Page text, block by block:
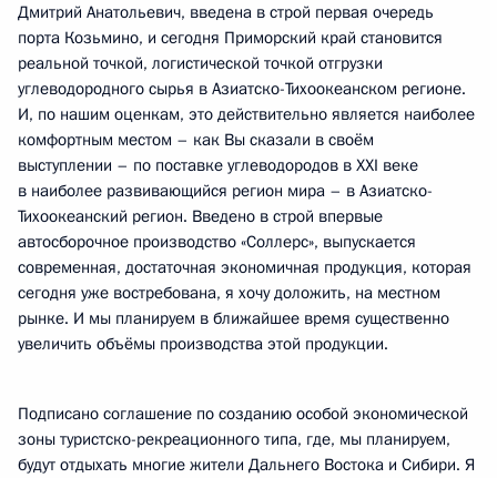
Дмитрий Анатольевич, введена в строй первая очередь
порта Козьмино, и сегодня Приморский край становится
реальной точкой, логистической точкой отгрузки
углеводородного сырья в Азиатско-Тихоокеанском регионе.
И, по нашим оценкам, это действительно является наиболее
комфортным местом – как Вы сказали в своём
выступлении – по поставке углеводородов в XXI веке
в наиболее развивающийся регион мира – в Азиатско-
Тихоокеанский регион. Введено в строй впервые
автосборочное производство «Соллерс», выпускается
современная, достаточная экономичная продукция, которая
сегодня уже востребована, я хочу доложить, на местном
рынке. И мы планируем в ближайшее время существенно
увеличить объёмы производства этой продукции.
Подписано соглашение по созданию особой экономической
зоны туристско-рекреационного типа, где, мы планируем,
будут отдыхать многие жители Дальнего Востока и Сибири. Я